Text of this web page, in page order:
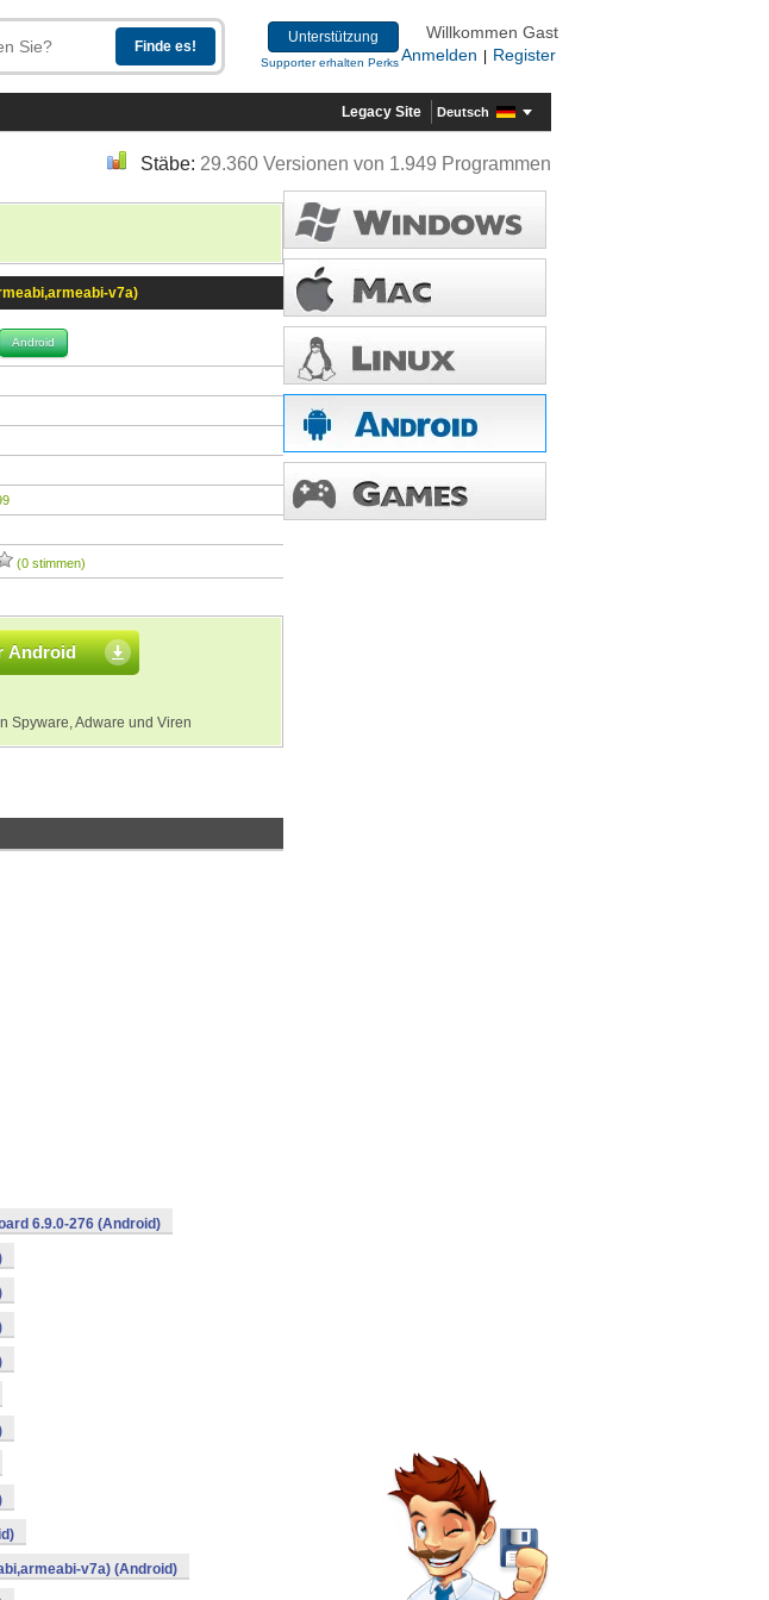
Unterstützung
Supporter erhalten Perks
Willkommen Gast
Anmelden
Register
Legacy Site Deutsch
Stäbe: 29.360 Versionen von 1.949 Programmen
v7a)
Android
(0 stimmen)
Android
Spyware, Adware und Viren
6.9.0-276 (Android)
v7a) (Android)